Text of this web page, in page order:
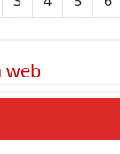
web